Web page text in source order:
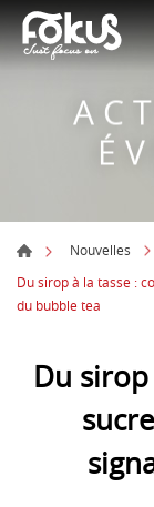
Nouvelles
Du sirop à la tasse :
du bubble tea
Du